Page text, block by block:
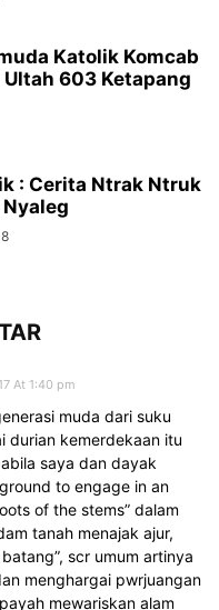
Katolik Komcab
603 Ketapang
: Cerita Ntrak Ntruk
At 1:40 pm
muda dari suku
durian kemerdekaan itu
saya dan dayak
to engage in an
of the stems” dalam
tanah menajak ajur,
scr umum artinya
menghargai pwrjuangan
mewariskan alam